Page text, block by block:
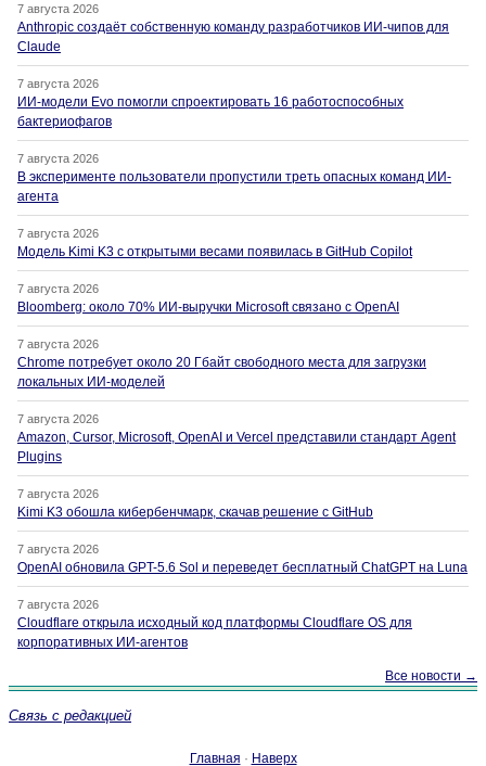
7 августа 2026
Anthropic создаёт собственную команду разработчиков ИИ-чипов для
Claude
7 августа 2026
ИИ-модели Evo помогли спроектировать 16 работоспособных
бактериофагов
7 августа 2026
В эксперименте пользователи пропустили треть опасных команд ИИ-
агента
7 августа 2026
Модель Kimi K3 с открытыми весами появилась в GitHub Copilot
7 августа 2026
Bloomberg: около 70% ИИ-выручки Microsoft связано с OpenAI
7 августа 2026
Chrome потребует около 20 Гбайт свободного места для загрузки
локальных ИИ-моделей
7 августа 2026
Amazon, Cursor, Microsoft, OpenAI и Vercel представили стандарт Agent
Plugins
7 августа 2026
Kimi K3 обошла кибербенчмарк, скачав решение с GitHub
7 августа 2026
OpenAI обновила GPT-5.6 Sol и переведет бесплатный ChatGPT на Luna
7 августа 2026
Cloudflare открыла исходный код платформы Cloudflare OS для
корпоративных ИИ-агентов
Все новости →
Связь с редакцией
Главная · Наверх